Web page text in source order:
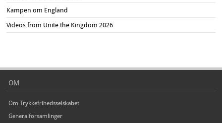
Kampen om England
Videos from Unite the Kingdom 2026
OM
Om Trykkefrihedsselskabet
Generalforsamlinger